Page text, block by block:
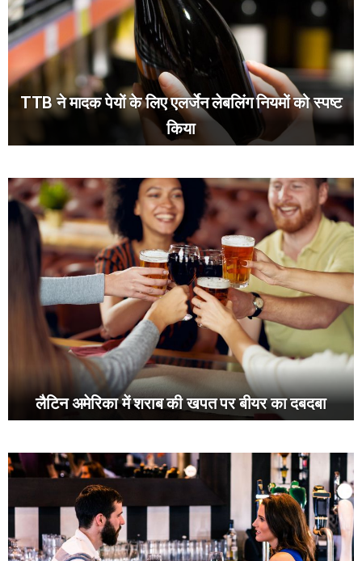
TTB ने मादक पेयों के लिए एलर्जेन लेबलिंग नियमों को स्पष्ट
किया
लैटिन अमेरिका में शराब की खपत पर बीयर का दबदबा